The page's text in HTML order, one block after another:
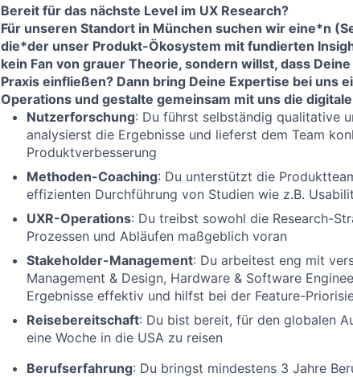
Bereit für das nächste Level im UX Research?
Für unseren Standort in München suchen wir eine*n
die*der unser Produkt-Ökosystem mit fundierten
kein Fan von grauer Theorie, sondern willst, dass
Praxis einfließen? Dann bring Deine Expertise bei uns
Operations und gestalte gemeinsam mit uns die
Nutzerforschung: Du führst selbständig qualitative
analysierst die Ergebnisse und lieferst dem Team
Produktverbesserung
Methoden-Coaching: Du unterstützt die
effizienten Durchführung von Studien wie z.B.
UXR-Operations: Du treibst sowohl die Research-
Prozessen und Abläufen maßgeblich voran
Stakeholder-Management: Du arbeitest eng mit
Management & Design, Hardware & Software
Ergebnisse effektiv und hilfst bei der Feature-
Reisebereitschaft: Du bist bereit, für den globalen
eine Woche in die USA zu reisen
Berufserfahrung: Du bringst mindestens 3 Jahre